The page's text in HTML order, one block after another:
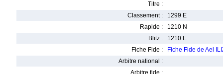
Titre :
Classement :
1299 E
Rapide :
1210 N
Blitz :
1210 E
Fiche Fide :
Fiche Fide de Ael
Arbitre national :
Arbitre fide :